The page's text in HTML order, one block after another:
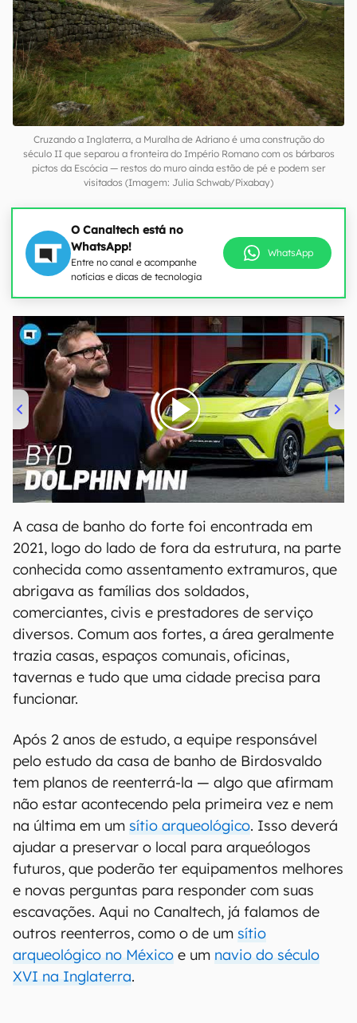
Cruzando a Inglaterra, a Muralha de Adriano é uma construção do
século II que separou a fronteira do Império Romano com os bárbaros
pictos da Escócia — restos do muro ainda estão de pé e podem ser
visitados (Imagem: Julia Schwab/Pixabay)
O Canaltech está no
WhatsApp!
Entre no canal e acompanhe
notícias e dicas de tecnologia
WhatsApp
00:00/04:07
A casa de banho do forte foi encontrada em
2021, logo do lado de fora da estrutura, na parte
conhecida como assentamento extramuros, que
abrigava as famílias dos soldados,
comerciantes, civis e prestadores de serviço
diversos. Comum aos fortes, a área geralmente
trazia casas, espaços comunais, oficinas,
tavernas e tudo que uma cidade precisa para
funcionar.
Após 2 anos de estudo, a equipe responsável
pelo estudo da casa de banho de Birdosvaldo
tem planos de reenterrá-la — algo que afirmam
não estar acontecendo pela primeira vez e nem
na última em um sítio arqueológico. Isso deverá
ajudar a preservar o local para arqueólogos
futuros, que poderão ter equipamentos melhores
e novas perguntas para responder com suas
escavações. Aqui no Canaltech, já falamos de
outros reenterros, como o de um sítio
arqueológico no México e um navio do século
XVI na Inglaterra.